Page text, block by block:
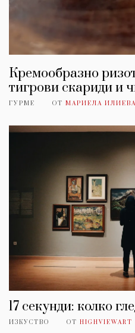
Кремообразно
тигрови скариди и
ГУРМЕ ОТ МАРИЕЛА ИЛИЕВА
17 секунди: колко
ИЗКУСТВО ОТ HIGHVIEWART